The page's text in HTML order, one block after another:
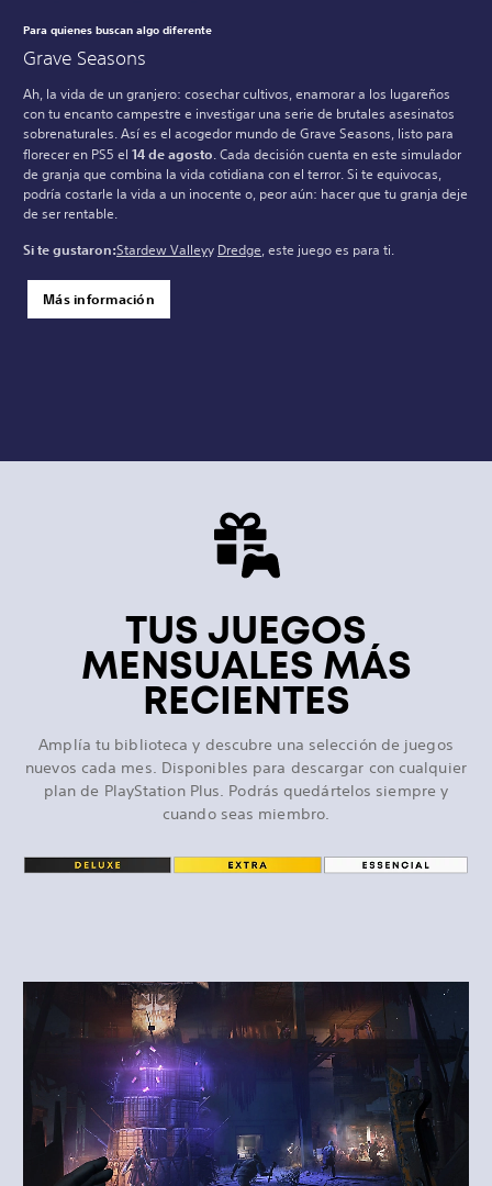
Para quienes buscan algo diferente
Grave Seasons
Ah, la vida de un granjero: cosechar cultivos, enamorar a los lugareños
con tu encanto campestre e investigar una serie de brutales asesinatos
sobrenaturales. Así es el acogedor mundo de Grave Seasons, listo para
florecer en PS5 el 14 de agosto. Cada decisión cuenta en este simulador
de granja que combina la vida cotidiana con el terror. Si te equivocas,
podría costarle la vida a un inocente o, peor aún: hacer que tu granja deje
de ser rentable.
Si te gustaron:Stardew Valleyy Dredge, este juego es para ti.
Más información
TUS JUEGOS
MENSUALES MÁS
RECIENTES
Amplía tu biblioteca y descubre una selección de juegos
nuevos cada mes. Disponibles para descargar con cualquier
plan de PlayStation Plus. Podrás quedártelos siempre y
cuando seas miembro.